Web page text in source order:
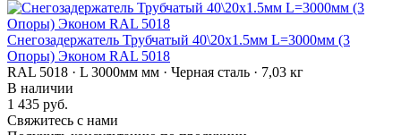
Снегозадержатель Трубчатый 40\20х1.5мм L=3000мм (3
Опоры) Эконом RAL 5018
RAL 5018 · L 3000мм мм · Черная сталь · 7,03 кг
В наличии
1 435 руб.
Свяжитесь с нами